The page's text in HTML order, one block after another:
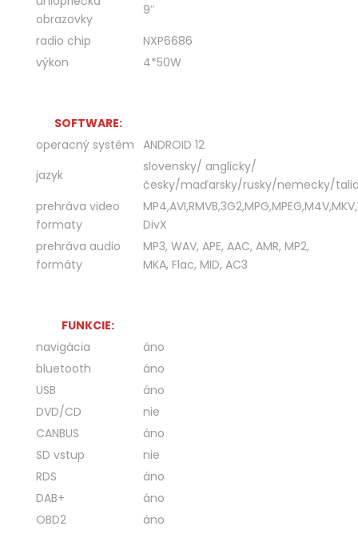
obrazovky
9″
radio chip
NXP6686
výkon
4*50W
SOFTWARE:
operacný systém ANDROID 12
jazyk
slovensky/ anglicky/
česky/maďarsky/rusky/nemecky/
prehráva video
formaty
DivX
prehráva audio
formáty
MP3, WAV, APE, AAC, AMR, MP2,
MKA, Flac, MID, AC3
FUNKCIE:
navigácia
áno
bluetooth
áno
USB
áno
DVD/CD
nie
CANBUS
áno
SD vstup
nie
RDS
áno
DAB+
áno
OBD2
áno